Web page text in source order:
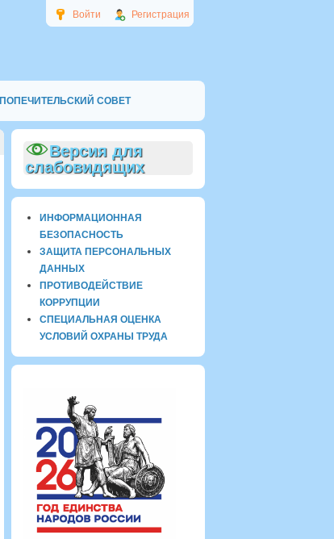
Войти Регистрация
ПОПЕЧИТЕЛЬСКИЙ СОВЕТ
Версия для
слабовидящих
ИНФОРМАЦИОННАЯ
БЕЗОПАСНОСТЬ
ЗАЩИТА ПЕРСОНАЛЬНЫХ
ДАННЫХ
ПРОТИВОДЕЙСТВИЕ
КОРРУПЦИИ
СПЕЦИАЛЬНАЯ ОЦЕНКА
УСЛОВИЙ ОХРАНЫ ТРУДА